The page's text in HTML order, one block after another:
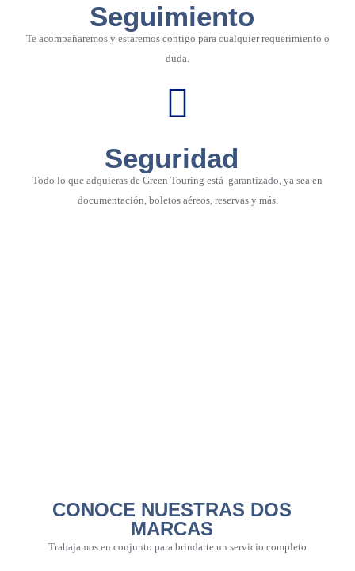
Seguimiento
Te acompañaremos y estaremos contigo para cualquier requerimiento o
duda.
Seguridad
Todo lo que adquieras de Green Touring está garantizado, ya sea en
documentación, boletos aéreos, reservas y más.
CONOCE NUESTRAS DOS
MARCAS
Trabajamos en conjunto para brindarte un servicio completo